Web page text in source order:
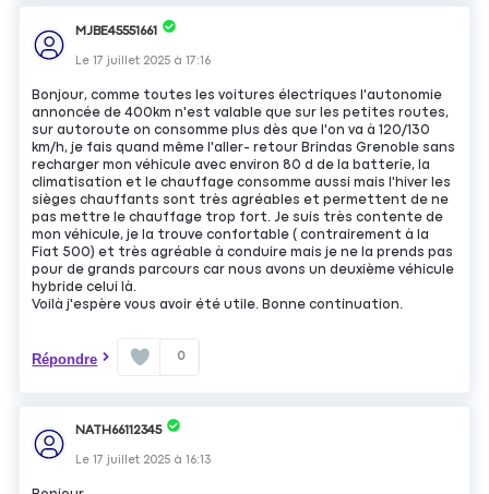
MJBE45551661
Le17 juillet 2025 à17:16
Bonjour, comme toutes les voitures électriques l'autonomie
annoncée de 400km n'est valable que sur les petites routes,
sur autoroute on consomme plus dès que l'on va à 120/130
km/h, je fais quand même l'aller- retour Brindas Grenoble sans
recharger mon véhicule avec environ 80 d de la batterie, la
climatisation et le chauffage consomme aussi mais l'hiver les
sièges chauffants sont très agréables et permettent de ne
pas mettre le chauffage trop fort. Je suis très contente de
mon véhicule, je la trouve confortable ( contrairement à la
Fiat 500) et très agréable à conduire mais je ne la prends pas
pour de grands parcours car nous avons un deuxième véhicule
hybride celui là.
Voilà j'espère vous avoir été utile. Bonne continuation.
Répondre 0
NATH66112345
Le17 juillet 2025 à16:13